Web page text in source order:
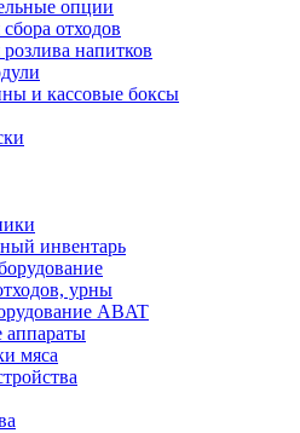
опции
отходов
напитков
и кассовые боксы
инвентарь
урны
ABAT
аппараты
мяса